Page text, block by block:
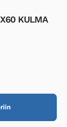
KULMA